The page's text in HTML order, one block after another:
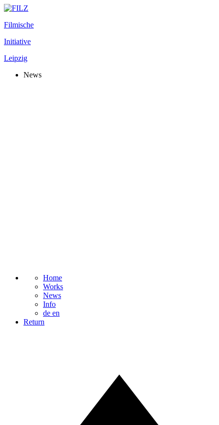
Filmische
Initiative
Leipzig
News
Home
Works
News
Info
de en
Return